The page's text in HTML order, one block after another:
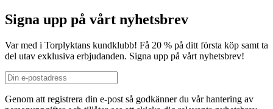
Signa upp på vårt nyhetsbrev
Var med i Torplyktans kundklubb! Få 20 % på ditt första köp samt ta
del utav exklusiva erbjudanden. Signa upp på vårt nyhetsbrev!
Genom att registrera din e-post så godkänner du vår hantering av